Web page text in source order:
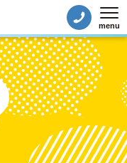
menu